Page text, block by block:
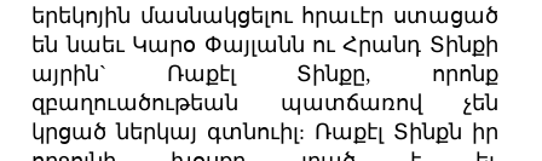
երեկոյին մասնակցելու հրաւէր ստացած
են նաեւ Կարօ Փայլանն ու Հրանդ Տինքի
այրին` Ռաքէլ Տինքը, որոնք
զբաղուածութեան պատճառով չեն
կրցած ներկայ գտնուիլ: Ռաքէլ Տինքն իր